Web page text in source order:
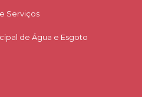
Serviços​
de Água e Esgoto